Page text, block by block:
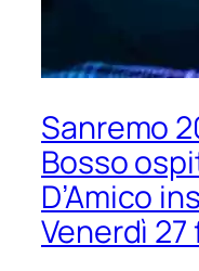
Sanremo
Bosso
D’Amico
Venerdì